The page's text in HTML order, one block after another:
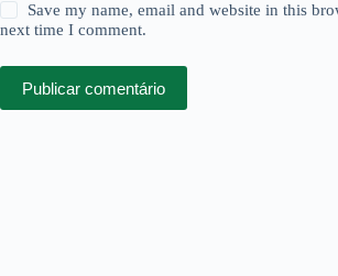
Save my name, email and website in this
next time I comment.
Publicar comentário